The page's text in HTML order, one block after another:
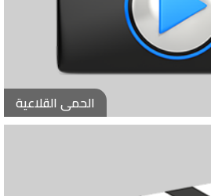
الحمى القلاعية